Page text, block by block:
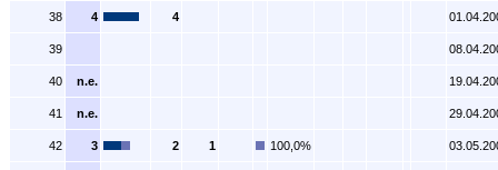
38 4 4
39
40 n.e.
41 n.e.
42 3 2 1 100,0%